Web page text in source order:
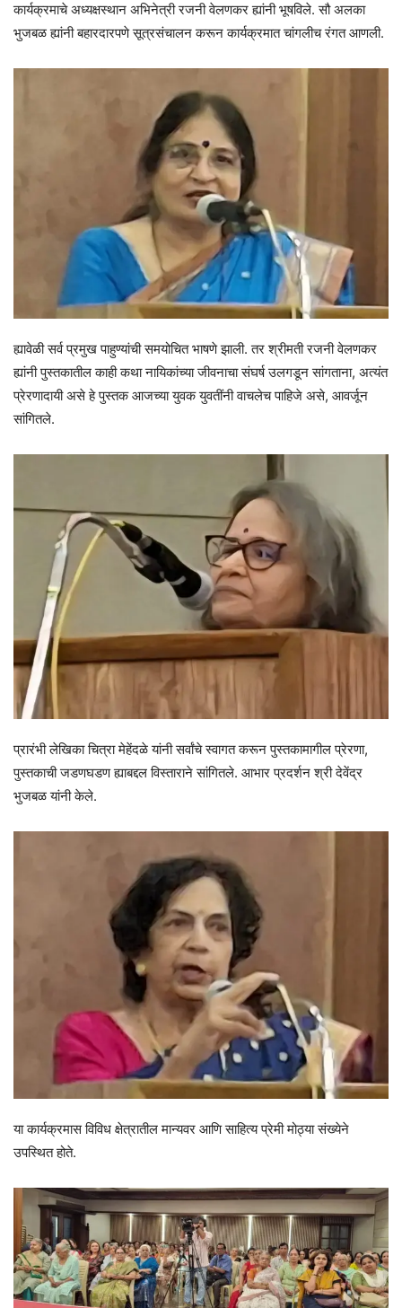
कार्यक्रमाचे अध्यक्षस्थान अभिनेत्री रजनी वेलणकर ह्यांनी भूषविले. सौ अलका
भुजबळ ह्यांनी बहारदारपणे सूत्रसंचालन करून कार्यक्रमात चांगलीच रंगत आणली.
ह्यावेळी सर्व प्रमुख पाहुण्यांची समयोचित भाषणे झाली. तर श्रीमती रजनी वेलणकर
ह्यांनी पुस्तकातील काही कथा नायिकांच्या जीवनाचा संघर्ष उलगडून सांगताना, अत्यंत
प्रेरणादायी असे हे पुस्तक आजच्या युवक युवतींनी वाचलेच पाहिजे असे, आवर्जून
सांगितले.
प्रारंभी लेखिका चित्रा मेहेंदळे यांनी सर्वांचे स्वागत करून पुस्तकामागील प्रेरणा,
पुस्तकाची जडणघडण ह्याबद्दल विस्ताराने सांगितले. आभार प्रदर्शन श्री देवेंद्र
भुजबळ यांनी केले.
या कार्यक्रमास विविध क्षेत्रातील मान्यवर आणि साहित्य प्रेमी मोठ्या संख्येने
उपस्थित होते.